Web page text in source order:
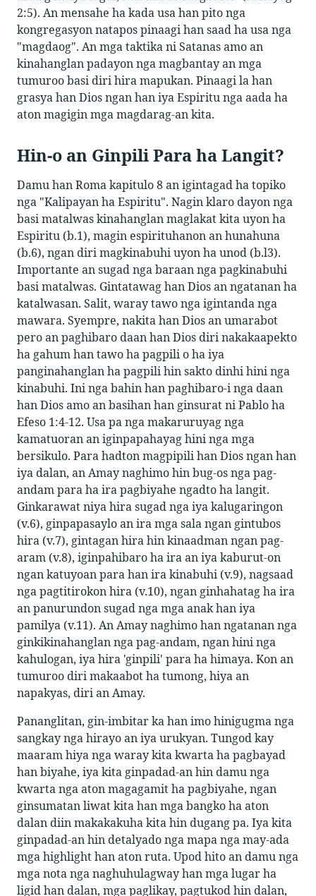
2:5). An mensahe ha kada usa han pito nga
kongregasyon natapos pinaagi han saad ha usa nga
"magdaog". An mga taktika ni Satanas amo an
kinahanglan padayon nga magbantay an mga
tumuroo basi diri hira mapukan. Pinaagi la han
grasya han Dios ngan han iya Espiritu nga aada ha
aton magigin mga magdarag-an kita.
Hin-o an Ginpili Para ha Langit?
Damu han Roma kapitulo 8 an igintagad ha topiko
nga "Kalipayan ha Espiritu". Nagin klaro dayon nga
basi matalwas kinahanglan maglakat kita uyon ha
Espiritu (b.1), magin espirituhanon an hunahuna
(b.6), ngan diri magkinabuhi uyon ha unod (b.l3).
Importante an sugad nga baraan nga pagkinabuhi
basi matalwas. Gintatawag han Dios an ngatanan ha
katalwasan. Salit, waray tawo nga igintanda nga
mawara. Syempre, nakita han Dios an umarabot
pero an paghibaro daan han Dios diri nakakaapekto
ha gahum han tawo ha pagpili o ha iya
panginahanglan ha pagpili hin sakto dinhi hini nga
kinabuhi. Ini nga bahin han paghibaro-i nga daan
han Dios amo an basihan han ginsurat ni Pablo ha
Efeso 1:4-12. Usa pa nga makaruruyag nga
kamatuoran an iginpapahayag hini nga mga
bersikulo. Para hadton magpipili han Dios ngan han
iya dalan, an Amay naghimo hin bug-os nga pag-
andam para ha ira pagbiyahe ngadto ha langit.
Ginkarawat niya hira sugad nga iya kalugaringon
(v.6), ginpapasaylo an ira mga sala ngan gintubos
hira (v.7), gintagan hira hin kinaadman ngan pag-
aram (v.8), iginpahibaro ha ira an iya kaburut-on
ngan katuyoan para han ira kinabuhi (v.9), nagsaad
nga pagtitirokon hira (v.10), ngan ginhahatag ha ira
an panurundon sugad nga mga anak han iya
pamilya (v.11). An Amay naghimo han ngatanan nga
ginkikinahanglan nga pag-andam, ngan hini nga
kahulogan, iya hira 'ginpili' para ha himaya. Kon an
tumuroo diri makaabot ha tumong, hiya an
napakyas, diri an Amay.
Pananglitan, gin-imbitar ka han imo hinigugma nga
sangkay nga hirayo an iya urukyan. Tungod kay
maaram hiya nga waray kita kwarta ha pagbayad
han biyahe, iya kita ginpadad-an hin damu nga
kwarta nga aton magagamit ha pagbiyahe, ngan
ginsumatan liwat kita han mga bangko ha aton
dalan diin makakakuha kita hin dugang pa. Iya kita
ginpadad-an hin detalyado nga mapa nga may-ada
mga highlight han aton ruta. Upod hito an damu nga
mga nota nga naghuhulagway han mga lugar ha
ligid han dalan, mga paglikay, pagtukod hin dalan,